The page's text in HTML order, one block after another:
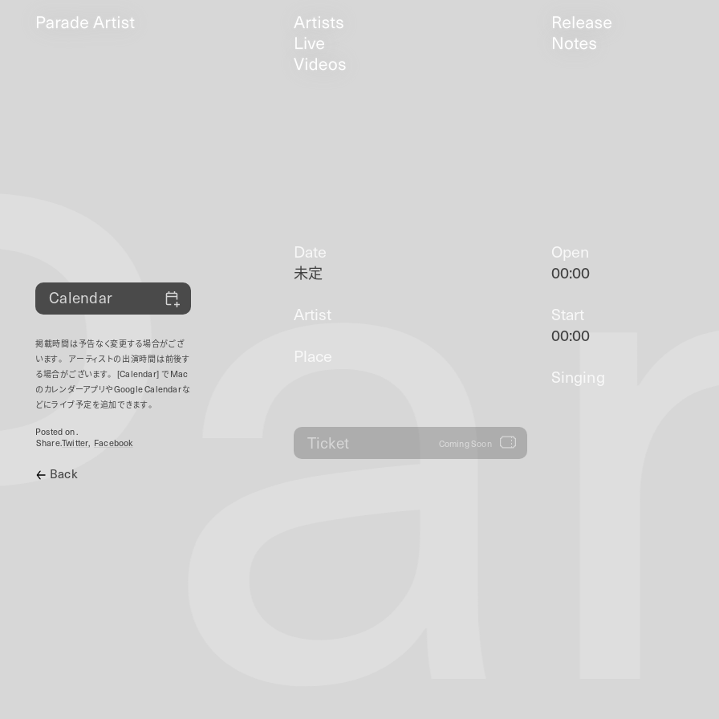
Calendar
掲載時間は予告なく変更する場合がござ
います。 アーティストの出演時間は前後す
る場合がございます。 [Calendar] で Mac
のカレンダーアプリやGoogle Calendarな
どにライブ予定を追加できます。
Posted on .
Share.Twitter Facebook
Back
Date
未定
Artist
Place
Open
00:00
Start
00:00
Singing
Ticket Coming Soon